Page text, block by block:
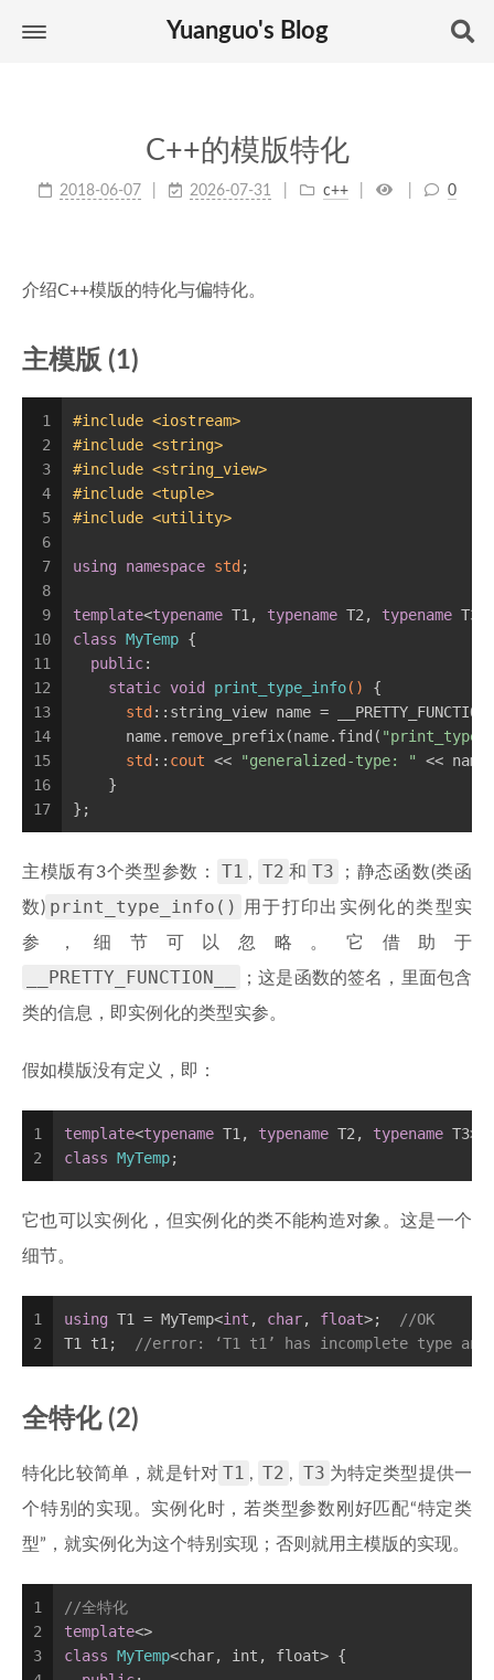
Yuanguo's Blog
C++的模版特化
2018-06-07 2026-07-31 c++ 0
介绍C++模版的特化与偏特化。
主模版 (1)
1
2
3
4
5
6
7
8
9
10
11
12
13
14
15
16
17
#include <iostream>
#include <string>
#include <string_view>
#include <tuple>
#include <utility>
using namespace std ;
template<typename T1, typename T2, typename T3>
class MyTemp {
public:
static void print_type_info()
{
std ::string_view name =
      name.remove_prefix(name.find(
std :: cout << "generalized-type: "
<<
    }
};
主模版有3个类型参数： T1 , T2 和 T3
；静态函数(类函
数) print_type_info()
用于打印出实例化的类型实
参，细节可以忽略。它借助于
__PRETTY_FUNCTION__
；这是函数的签名，里面包含
类的信息，即实例化的类型实参。
假如模版没有定义，即：
1
2
template<typename T1, typename T2, typename T3>
class MyTemp;
它也可以实例化，但实例化的类不能构造对象。这是一个
细节。
1
2
using T1 = MyTemp<int , char, float>;
//OK
T1 t1;
//error: ‘T1 t1’ has incomplete type and
全特化 (2)
特化比较简单，就是针对 T1 , T2 , T3 为特定类型提供一
个特别的实现。实例化时，若类型参数刚好匹配“特定类
型”，就实例化为这个特别实现；否则就用主模版的实现。
1
2
3
//全特化
template<>
class MyTemp<char, int, float> {